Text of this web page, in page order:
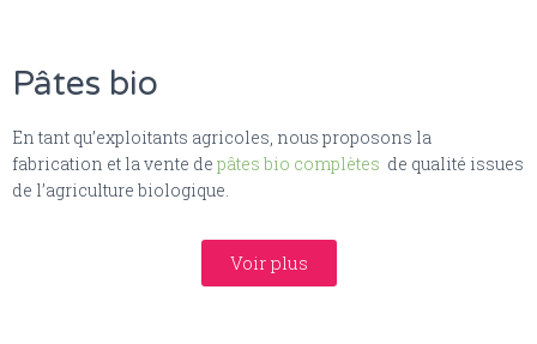
Pâtes bio
En tant qu’exploitants agricoles, nous proposons la
fabrication et la vente de pâtes bio complètes de qualité issues
de l’agriculture biologique.
Voir plus